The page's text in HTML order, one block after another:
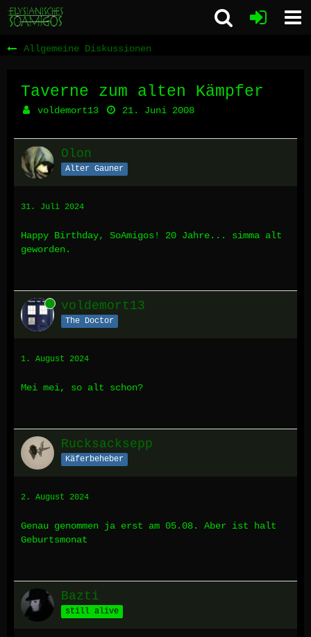
Allgemeine Diskussionen
Taverne zum alten Kämpfer
voldemort13 21. Juni 2008
Olon
Alter Gauner
31. Juli 2024
Happy Birthday, SoAmigos! 20 Jahre... simma alt
geworden.
Online voldemort13
The Doctor
1. August 2024
Mei mei, so alt schon?
Rucksacksepp
Käferbeheber
2. August 2024
Genau genommen ja erst am 05.08. Aber ist halt
Geburtsmonat
Bazti
still alive